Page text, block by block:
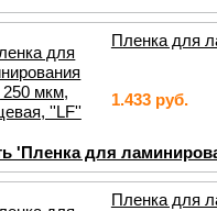
Пленка для
1.433 руб.
Пленка для